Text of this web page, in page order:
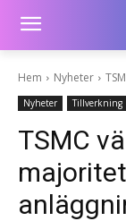
Hem Nyheter
Nyheter Tillverkning
TSMC